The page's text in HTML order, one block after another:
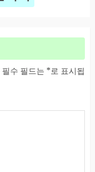
필수 필드는 *로 표시됩